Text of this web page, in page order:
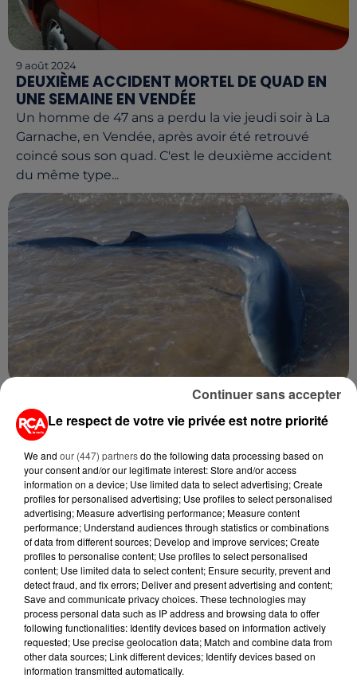
9 août 2024
DEUXIÈME ACCIDENT MORTEL DE QUAD EN
UNE SEMAINE EN VENDÉE
Un homme de 47 ans a perdu la vie jeudi soir à La
Garnache, en Vendée, après avoir été retrouvé
coincé sous son quad. C'est le deuxième accident
du même type...
LES SABLES-D'OLONNE : UN REQUIN S'ÉCHOUE
SUR LA PLAGE
Mardi, un requin bleu d'un mètre soixante de
longueur s'est échoué sur la grande plage des
Sables-d'Olonne vers 9 heures du matin. Les
pompiers ont réussi à...
Le respect de votre vie privée est notre priorité
We and our (447) partnersdo the following data processing based on
your consent and/or our legitimate interest: Store and/or access
information on a device; Use limited data to select advertising; Create
profiles for personalised advertising; Use profiles to select personalised
advertising; Measure advertising performance; Measure content
performance; Understand audiences through statistics or combinations
of data from different sources; Develop and improve services; Create
profiles to personalise content; Use profiles to select personalised
content; Use limited data to select content; Ensure security, prevent and
detect fraud, and fix errors; Deliver and present advertising and content;
Save and communicate privacy choices. These technologies may
process personal data such as IP address and browsing data to offer
following functionalities: Identify devices based on information actively
requested; Use precise geolocation data; Match and combine data from
other data sources; Link different devices; Identify devices based on
information transmitted automatically.
Continuer sans accepter